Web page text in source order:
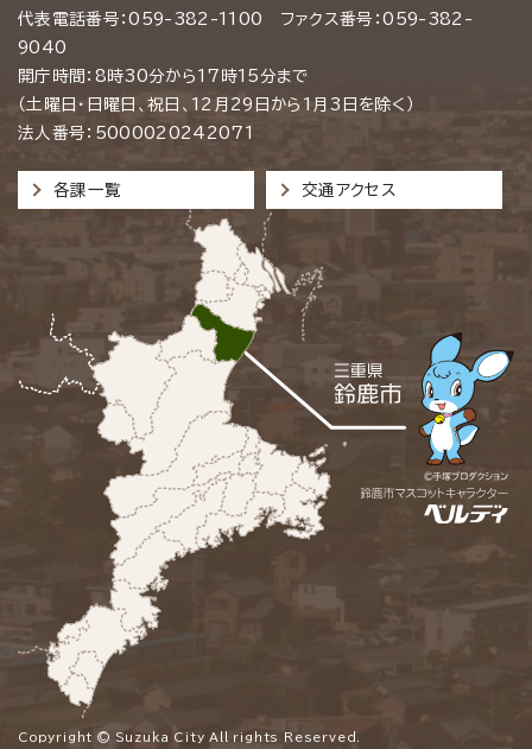
代表電話番号：059-382-1100 ファクス番号：059-382-
9040
開庁時間：8時30分から17時15分まで
（土曜日・日曜日、祝日、12月29日から1月3日を除く）
法人番号：5000020242071
各課一覧 交通アクセス
Copyright © Suzuka City All rights Reserved.